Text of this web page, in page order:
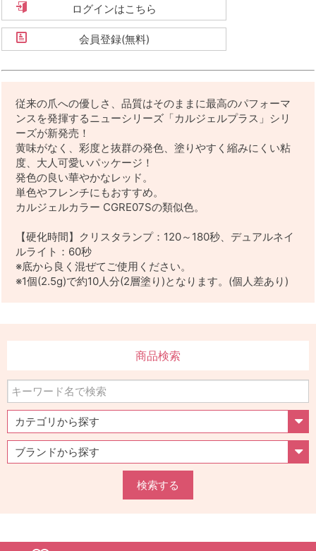
ログインはこちら
会員登録(無料)
従来の爪への優しさ、品質はそのままに最高のパフォーマ
ンスを発揮するニューシリーズ「カルジェルプラス」シリ
ーズが新発売！
黄味がなく、彩度と抜群の発色、塗りやすく縮みにくい粘
度、大人可愛いパッケージ！
発色の良い華やかなレッド。
単色やフレンチにもおすすめ。
カルジェルカラー CGRE07Sの類似色。
【硬化時間】クリスタランプ：120～180秒、デュアルネイ
ルライト：60秒
※底から良く混ぜてご使用ください。
※1個(2.5g)で約10人分(2層塗り)となります。(個人差あり)
商品検索
検索する